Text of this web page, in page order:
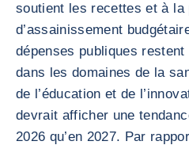
soutient les recettes et à la
d’assainissement
dépenses publiques
dans les domaines de la
de l’éducation et de
devrait afficher une
2026 qu’en 2027. Par